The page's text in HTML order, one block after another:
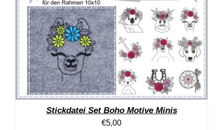
Stickdatei Set Boho Motive Minis
€5,00